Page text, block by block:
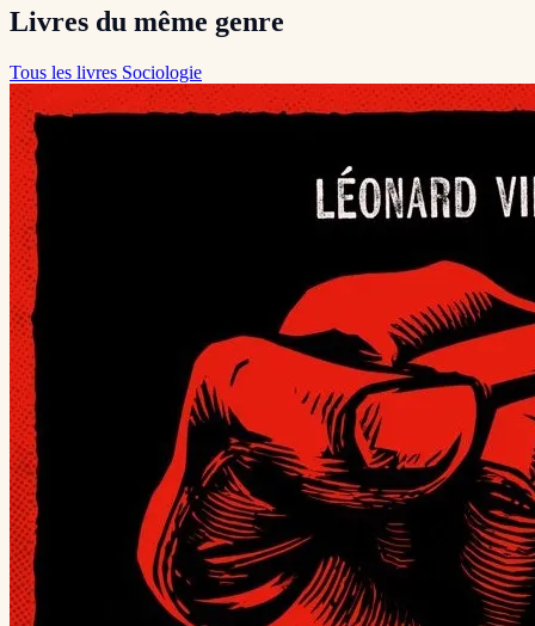
Livres du même genre
Tous les livres Sociologie